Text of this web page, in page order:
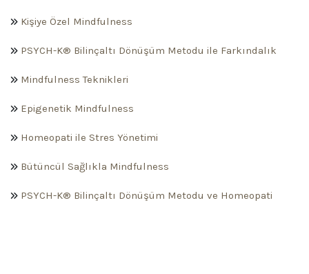
Kişiye Özel Mindfulness
PSYCH-K® Bilinçaltı Dönüşüm Metodu ile Farkındalık
Mindfulness Teknikleri
Epigenetik Mindfulness
Homeopati ile Stres Yönetimi
Bütüncül Sağlıkla Mindfulness
PSYCH-K® Bilinçaltı Dönüşüm Metodu ve Homeopati